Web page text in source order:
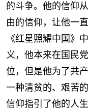
的斗争。他的信仰
由的信仰，让他一
《红星照耀中国》
义，他本来在国民
位，但是他为了共
一种清贫的、艰苦
信仰指引了他的人